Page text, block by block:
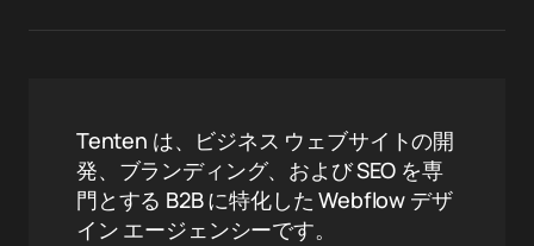
Tenten は、ビジネス ウェブサイトの開
発、ブランディング、および SEO を専
門とする B2B に特化した Webflow デザ
イン エージェンシーです。